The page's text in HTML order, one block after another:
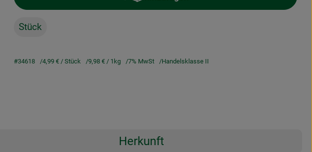
Stück
#34618 4,99 € / Stück 9,98 € / 1kg 7% MwSt Handelsklasse II
Herkunft